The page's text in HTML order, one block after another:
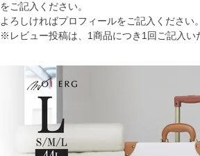
をご記入ください。
よろしければプロフィールをご記入ください。
※レビュー投稿は、1商品につき1回ご記入い